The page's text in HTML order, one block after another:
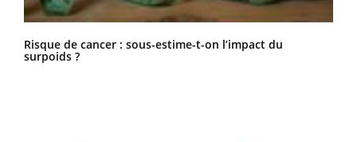
Risque de cancer : sous-estime-t-on l’impact du
surpoids ?